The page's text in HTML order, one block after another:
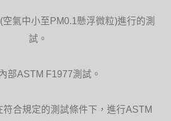
氣中小至PM0.1懸浮微粒)進行的測
試。
部ASTM F1977測試。
合規定的測試條件下，進行ASTM